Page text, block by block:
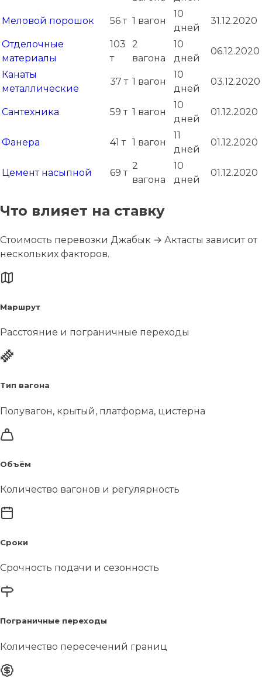
Меловой порошок 56 т 1 вагон
10
дней
31.12.2020
Отделочные
материалы
103
т
2
вагона
10
дней
06.12.2020
Канаты
металлические
37 т 1 вагон
10
дней
03.12.2020
Сантехника 59 т 1 вагон
10
дней
01.12.2020
Фанера 41 т 1 вагон
11
дней
01.12.2020
Цемент насыпной 69 т
2
вагона
10
дней
01.12.2020
Что влияет на ставку
Стоимость перевозки Джабык → Актасты зависит от
нескольких факторов.
Маршрут
Расстояние и пограничные переходы
Тип вагона
Полувагон, крытый, платформа, цистерна
Объём
Количество вагонов и регулярность
Сроки
Срочность подачи и сезонность
Пограничные переходы
Количество пересечений границ